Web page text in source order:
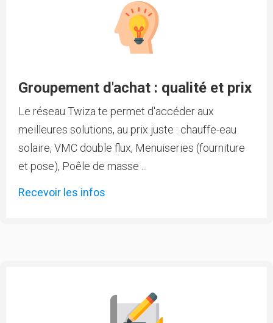
projet, en particulier une charte constituée avec l'aide
et l'expérience du collectif "Ouverture".
Les travaux commenceront en mars/avril. Pour l’instant,
je ne pourrai communiquer que sur le contexte du
projet. Quand le planning du projet sera plus abouti et
En espérant que ce projet pourra vous inspirer et vous
donner envie de venir nous aider tout en profitant de
Groupement d'achat : qualité et prix
Le réseau Twiza te permet d'accéder aux
meilleures solutions, au prix juste : chauffe-eau
solaire, VMC double flux, Menuiseries (fourniture
et pose), Poêle de masse ...
Recevoir les infos